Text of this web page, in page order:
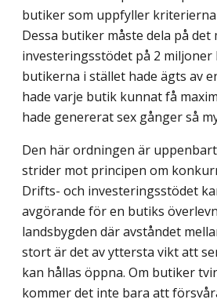
butiker som uppfyller
Dessa butiker måste dela på det
investeringsstödet på 2 miljoner
butikerna i stället hade ägts av
hade varje butik kunnat få
hade genererat sex gånger så
Den här ordningen är
strider mot principen om
Drifts- och investeringsstödet
avgörande för en butiks
landsbygden där avståndet
stort är det av yttersta vikt att
kan hållas öppna. Om butiker
kommer det inte bara att